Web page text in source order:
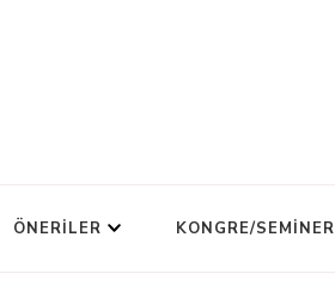
ÖNERILER KONGRE/SEMINER